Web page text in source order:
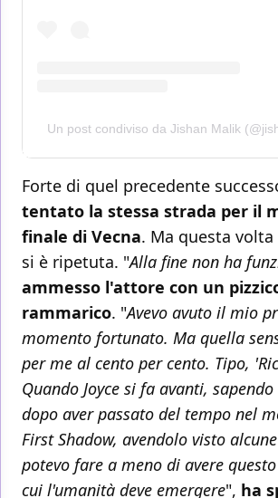
Un post condiviso da Jishan Malik
Forte di quel precedente
tentato la stessa strada per il
finale di Vecna. Ma questa
si è ripetuta. "Alla fine non ha
ammesso l'attore con un
rammarico. "Avevo avuto il mio
momento fortunato. Ma quella
per me al cento per cento. Tipo,
Quando Joyce si fa avanti,
dopo aver passato del tempo nel
First Shadow, avendolo visto
potevo fare a meno di avere
cui l'umanità deve emergere", ha